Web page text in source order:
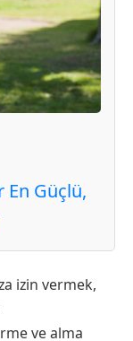
En Güçlü,
izin vermek,
ve alma